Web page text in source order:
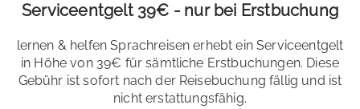
Serviceentgelt 39€ - nur bei Erstbuchung
lernen & helfen Sprachreisen erhebt ein Serviceentgelt
in Höhe von 39€ für sämtliche Erstbuchungen. Diese
Gebühr ist sofort nach der Reisebuchung fällig und ist
nicht erstattungsfähig.